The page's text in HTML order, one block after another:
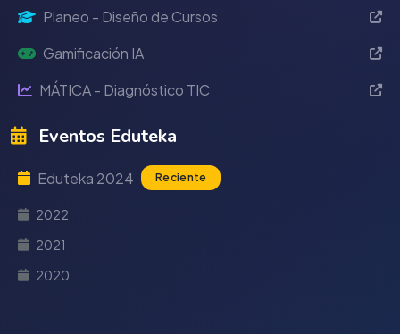
Planeo - Diseño de Cursos
Gamificación IA
MÁTICA - Diagnóstico TIC
Eventos Eduteka
Eduteka 2024 Reciente
2022
2021
2020